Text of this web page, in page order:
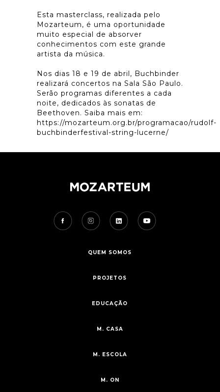
Esta masterclass, realizada pelo
Mozarteum, é uma oportunidade
muito especial de absorver
conhecimentos com este grande
artista da música.
Nos dias 18 e 19 de abril, Buchbinder
realizará concertos na Sala São Paulo.
Serão programas diferentes a cada
noite, dedicados às sonatas de
Beethoven. Saiba mais em:
https://mozarteum.org.br/programacao/rudolf-
buchbinderfestival-string-lucerne/
QUEM SOMOS
PROJETOS
EDUCAÇÃO
M. CASA
M. ESCOLA
M. ON